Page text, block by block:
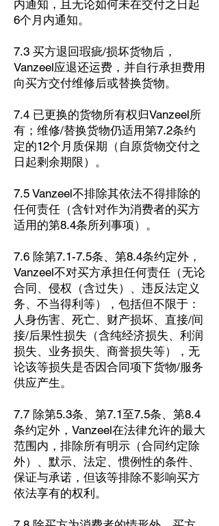
内通知，且无论如何未在交付之日起
6个月内通知。
7.3 买方退回瑕疵/损坏货物后，
Vanzeel应退还运费，并自行承担费用
向买方交付维修后或替换货物。
7.4 已更换的货物所有权归Vanzeel所
有；维修/替换货物仍适用第7.2条约
定的12个月质保期（自原货物交付之
日起剩余期限）。
7.5 Vanzeel不排除其依法不得排除的
任何责任（含针对作为消费者的买方
适用的第8.4条所列事项）。
7.6 除第7.1-7.5条、第8.4条约定外，
Vanzeel不对买方承担任何责任（无论
合同、侵权（含过失）、违反法定义
务、不当得利等），包括但不限于：
人身伤害、死亡、财产损坏、直接/间
接/后果性损失（含纯经济损失、利润
损失、业务损失、商誉损失等），无
论该等损失是否因合同项下货物/服务
供应产生。
7.7 除第5.3条、第7.1至7.5条、第8.4
条约定外，Vanzeel在法律允许的最大
范围内，排除所有明示（合同约定除
外）、默示、法定、惯例性的条件、
保证与承诺，但该等排除不影响买方
依法享有的权利。